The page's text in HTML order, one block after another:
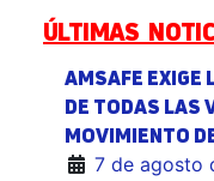
ÚLTIMAS
AMSAFE EXIGE
DE TODAS LAS
MOVIMIENTO
7 de agosto